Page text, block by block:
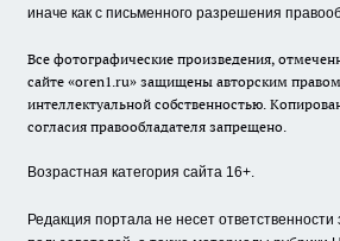
иначе как с письменного разрешения
Все фотографические произведения,
сайте «oren1.ru» защищены авторским
интеллектуальной собственностью.
согласия правообладателя запрещено.
Возрастная категория сайта 16+.
Редакция портала не несет